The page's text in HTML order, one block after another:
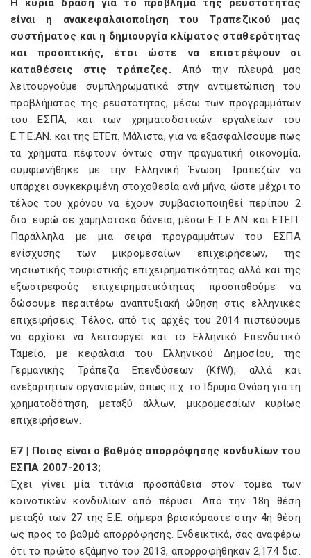
Η κύρια δράση για το πρόβλημα της ρευστότητας
είναι η ανακεφαλαιοποίηση του Τραπεζικού μας
συστήματος και η δημιουργία κλίματος σταθερότητας
και προοπτικής, έτσι ώστε να επιστρέψουν οι
καταθέσεις στις τράπεζες.
Από την πλευρά μας
λειτουργούμε συμπληρωματικά στην αντιμετώπιση του
προβλήματος της ρευστότητας, μέσω των προγραμμάτων
του ΕΣΠΑ, και των χρηματοδοτικών εργαλείων του
Ε.Τ.Ε.ΑΝ. και της ΕΤΕπ. Μάλιστα, για να εξασφαλίσουμε πως
τα χρήματα πέφτουν όντως στην πραγματική οικονομία,
συμφωνήθηκε με την Ελληνική Ένωση Τραπεζών να
υπάρχει συγκεκριμένη στοχοθεσία ανά μήνα, ώστε μέχρι το
τέλος του χρόνου να έχουν συμβασιοποιηθεί περίπου 2
δισ. ευρώ σε χαμηλότοκα δάνεια, μέσω Ε.Τ.Ε.ΑΝ. και ΕΤΕΠ.
Παράλληλα με μια σειρά προγραμμάτων του ΕΣΠΑ
ενίσχυσης των μικρομεσαίων επιχειρήσεων, της
νησιωτικής τουριστικής επιχειρηματικότητας αλλά και της
εξωστρεφούς επιχειρηματικότητας προσπαθούμε να
δώσουμε περαιτέρω αναπτυξιακή ώθηση στις ελληνικές
επιχειρήσεις. Τέλος, από τις αρχές του 2014 πιστεύουμε
να αρχίσει να λειτουργεί και το Ελληνικό Επενδυτικό
Ταμείο, με κεφάλαια του Ελληνικού Δημοσίου, της
Γερμανικής Τράπεζα Επενδύσεων (KfW), αλλά και
ανεξάρτητων οργανισμών, όπως π.χ. το Ίδρυμα Ωνάση για τη
χρηματοδότηση, μεταξύ άλλων, μικρομεσαίων κυρίως
επιχειρήσεων.
E7 | Ποιος είναι ο βαθμός απορρόφησης κονδυλίων του
ΕΣΠΑ 2007-2013;
Έχει γίνει μία τιτάνια προσπάθεια στον τομέα των
κοινοτικών κονδυλίων από πέρυσι. Από την 18η θέση
μεταξύ των 27 της Ε.Ε. σήμερα βρισκόμαστε στην 4η θέση
ως προς το βαθμό απορρόφησης. Ενδεικτικά, σας αναφέρω
ότι το πρώτο εξάμηνο του 2013, απορροφήθηκαν 2,174 δισ.